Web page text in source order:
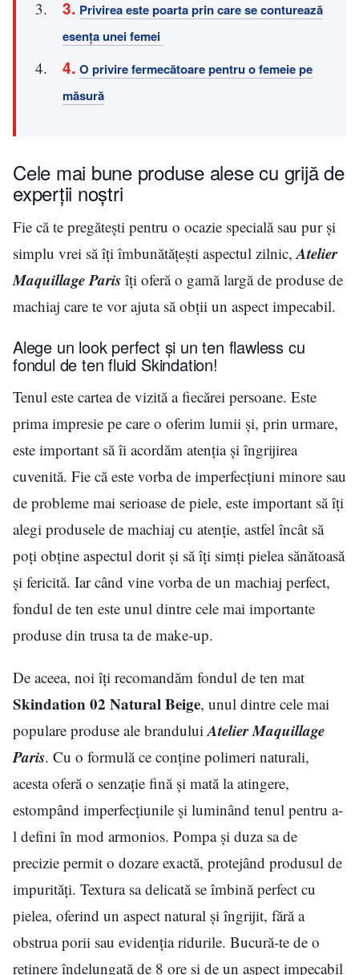
Privirea este poarta prin care se conturează
esența unei femei
O privire fermecătoare pentru o femeie pe
măsură
Cele mai bune produse alese cu grijă de
experții noștri
Fie că te pregătești pentru o ocazie specială sau pur și
simplu vrei să îți îmbunătățești aspectul zilnic,Atelier
Maquillage Paris îți oferă o gamă largă de produse de
machiaj care te vor ajuta să obții un aspect impecabil.
Alege un look perfect și un ten flawless cu
fondul de ten fluid Skindation!
Tenul este cartea de vizită a fiecărei persoane. Este
prima impresie pe care o oferim lumii și, prin urmare,
este important să îi acordăm atenția și îngrijirea
cuvenită. Fie că este vorba de imperfecțiuni minore sau
de probleme mai serioase de piele, este important să îți
alegi produsele de machiaj cu atenție, astfel încât să
poți obține aspectul dorit și să îți simți pielea sănătoasă
și fericită. Iar când vine vorba de un machiaj perfect,
fondul de ten este unul dintre cele mai importante
produse din trusa ta de make-up.
De aceea, noi îți recomandăm fondul de ten mat
Skindation 02 Natural Beige, unul dintre cele mai
populare produse ale branduluiAtelier Maquillage
Paris. Cu o formulă ce conține polimeri naturali,
acesta oferă o senzație fină și mată la atingere,
estompând imperfecțiunile și luminând tenul pentru a-
l defini în mod armonios. Pompa și duza sa de
precizie permit o dozare exactă, protejând produsul de
impurități. Textura sa delicată se îmbină perfect cu
pielea, oferind un aspect natural și îngrijit, fără a
obstrua porii sau evidenția ridurile. Bucură-te de o
reținere îndelungată de 8 ore și de un aspect impecabil